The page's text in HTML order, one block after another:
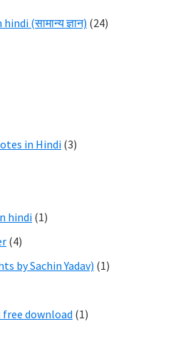
(सामान्य ज्ञान) (24)
in Hindi (3)
hindi (1)
(4)
by Sachin Yadav) (1)
free download (1)